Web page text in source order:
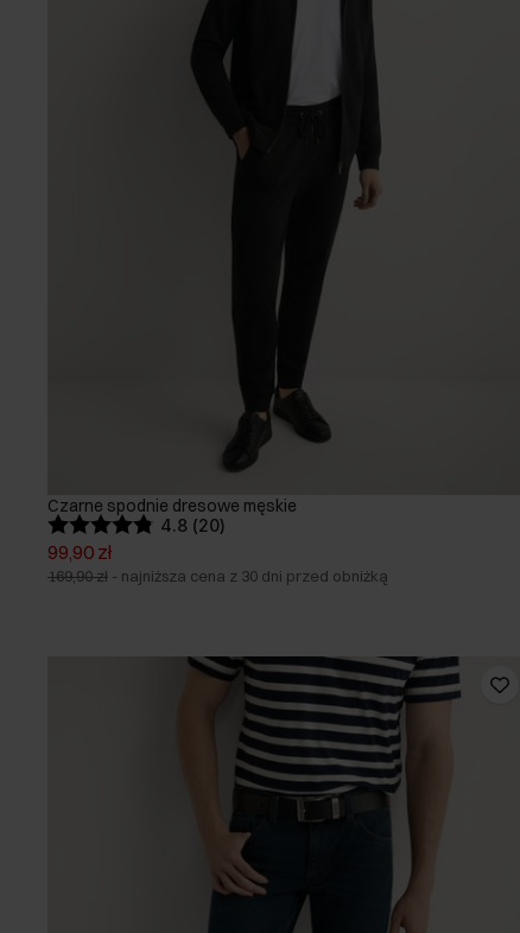
Czarne spodnie dresowe męskie
4.8 (20)
99,90 zł
169,90 zł - najniższa cena z 30 dni przed obniżką